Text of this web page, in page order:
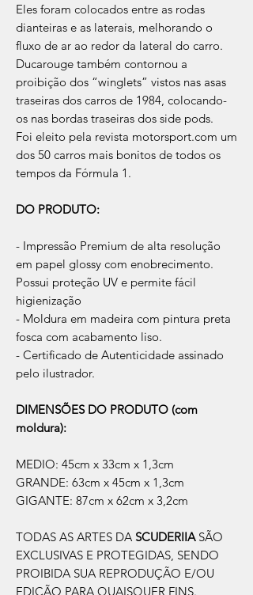
Eles foram colocados entre as rodas
dianteiras e as laterais, melhorando o
fluxo de ar ao redor da lateral do carro.
Ducarouge também contornou a
proibição dos “winglets” vistos nas asas
traseiras dos carros de 1984, colocando-
os nas bordas traseiras dos side pods.
Foi eleito pela revista motorsport.com um
dos 50 carros mais bonitos de todos os
tempos da Fórmula 1.
DO PRODUTO:
- Impressão Premium de alta resolução
em papel glossy com enobrecimento.
Possui proteção UV e permite fácil
higienização
- Moldura em madeira com pintura preta
fosca com acabamento liso.
- Certificado de Autenticidade assinado
pelo ilustrador.
DIMENSÕES DO PRODUTO (com
moldura):
MEDIO: 45cm x 33cm x 1,3cm
GRANDE: 63cm x 45cm x 1,3cm
GIGANTE: 87cm x 62cm x 3,2cm
TODAS AS ARTES DA SCUDERIIA SÃO
EXCLUSIVAS E PROTEGIDAS, SENDO
PROIBIDA SUA REPRODUÇÃO E/OU
EDIÇÃO PARA QUAISQUER FINS.